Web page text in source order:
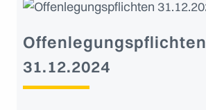
Offenlegungspflichten
31.12.2024